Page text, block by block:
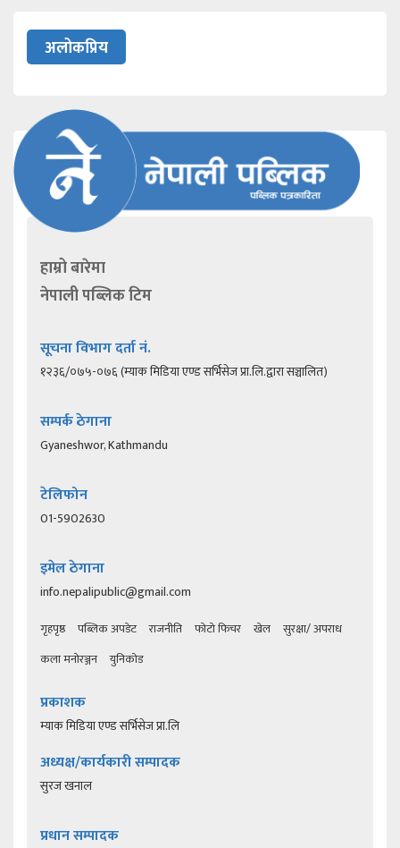
अलोकप्रिय
हाम्रो बारेमा
नेपाली पब्लिक टिम
सूचना विभाग दर्ता नं.
१२३६/०७५-०७६ (म्याक मिडिया एण्ड सर्भिसेज प्रा.लि.द्वारा सञ्चालित)
सम्पर्क ठेगाना
Gyaneshwor, Kathmandu
टेलिफोन
01-5902630
इमेल ठेगाना
info.nepalipublic@gmail.com
गृहपृष्ठ पब्लिक अपडेट राजनीति फोटो फिचर खेल
सुरक्षा/ अपराध
कला मनोरञ्जन
युनिकोड
प्रकाशक
म्याक मिडिया एण्ड सर्भिसेज प्रा.लि
अध्यक्ष/कार्यकारी सम्पादक
सुरज खनाल
प्रधान सम्पादक